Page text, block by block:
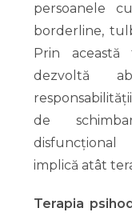
persoanele
borderline,
Prin această
dezvoltă
de
implică atât
Terapia